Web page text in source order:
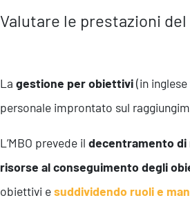
Valutare le prestazioni
La gestione per obiettivi(in inglese
personale improntato sul
L’MBO prevede il decentramento di
risorse al conseguimento degli
obiettivi esuddividendo ruoli e